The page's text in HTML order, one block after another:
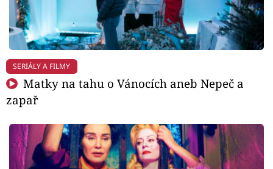
SERIÁLY A FILMY
Matky na tahu o Vánocích aneb Nepeč a
zapař